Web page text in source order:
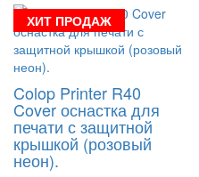
ХИТ ПРОДАЖ
Colop Printer R40
Cover оснастка для
печати с защитной
крышкой (розовый
неон).